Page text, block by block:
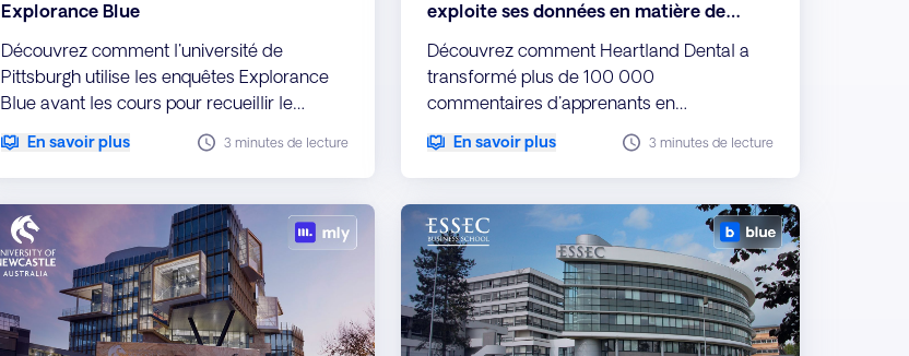
Explorance Blue
Découvrez comment l'université de
Pittsburgh utilise les enquêtes Explorance
Blue avant les cours pour recueillir le
Feedback des étudiants dès le début et
améliorer continuellement l'enseignement.
En savoir plus 3 minutes de lecture
exploite ses données en matière de
Découvrez comment Heartland Dental a
transformé plus de 100 000
commentaires d'apprenants en
informations exploitables rapidement grâce
à une analyse basée sur l'IA.
En savoir plus 3 minutes de lecture